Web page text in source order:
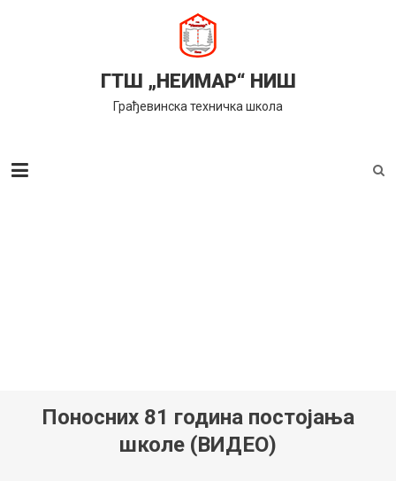
ГТШ „НЕИМАР“ НИШ
Грађевинска техничка школа
Поносних 81 година постојања
школе (ВИДЕО)